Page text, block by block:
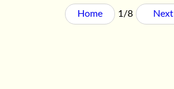
Home 1/8 Next